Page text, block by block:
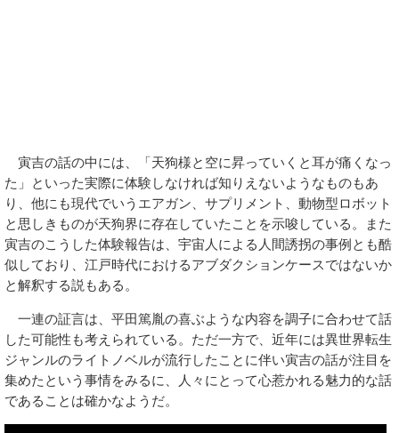
寅吉の話の中には、「天狗様と空に昇っていくと耳が痛くなっ
た」といった実際に体験しなければ知りえないようなものもあ
り、他にも現代でいうエアガン、サプリメント、動物型ロボット
と思しきものが天狗界に存在していたことを示唆している。また
寅吉のこうした体験報告は、宇宙人による人間誘拐の事例とも酷
似しており、江戸時代におけるアブダクションケースではないか
と解釈する説もある。
一連の証言は、平田篤胤の喜ぶような内容を調子に合わせて話
した可能性も考えられている。ただ一方で、近年には異世界転生
ジャンルのライトノベルが流行したことに伴い寅吉の話が注目を
集めたという事情をみるに、人々にとって心惹かれる魅力的な話
であることは確かなようだ。